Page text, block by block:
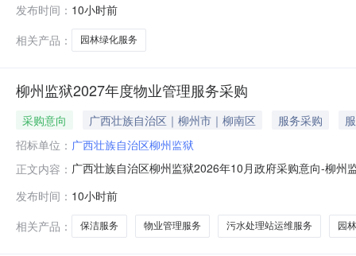
人：吴工4、电话：028-84300637二、采购项目概况1
街道；3、采购范围：淮州新城
发布时间： 10小时前
相关产品：
园林绿化服务
柳州监狱2027年度物业管理服务采购
采购意向 广西壮族自治区｜柳州市｜柳南区 服务采购
招标单位： 广西壮族自治区柳州监狱
正文内容： 广西壮族自治区柳州监狱2026年10月政府采购意向-柳
况：包括保洁、园林绿化、垃圾清运、污水处理站运维
关采购公告
发布时间： 10小时前
相关产品：
保洁服务 物业管理服务 污水处理站运维服务 园